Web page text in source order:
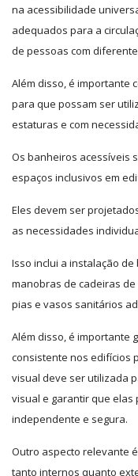
na acessibilidade
adequados para a
de pessoas com
Além disso, é importante
para que possam ser
estaturas e com
Os banheiros acessíveis
espaços inclusivos em
Eles devem ser
as necessidades
Isso inclui a instalação
manobras de cadeiras
pias e vasos sanitários
Além disso, é importante
consistente nos edifícios
visual deve ser utilizada
visual e garantir que elas
independente e segura.
Outro aspecto relevante
tanto internos quanto